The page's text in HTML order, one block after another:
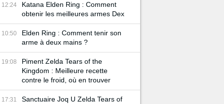
12:24
Katana Elden Ring : Comment
obtenir les meilleures armes Dex
10:50
Elden Ring : Comment tenir son
arme à deux mains ?
19:08
Piment Zelda Tears of the
Kingdom : Meilleure recette
contre le froid, où en trouver
17:31
Sanctuaire Joq U Zelda Tears of